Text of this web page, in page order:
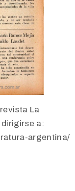
La
a:
argentina/